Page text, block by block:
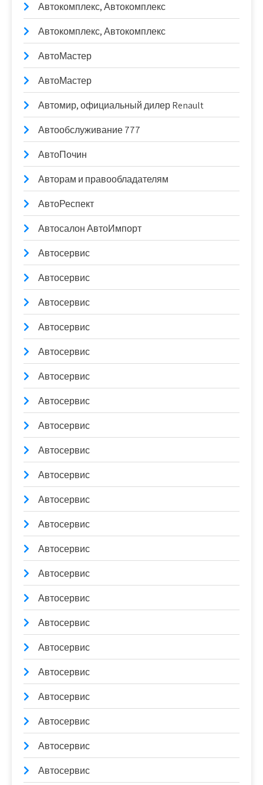
Автокомплекс, Автокомплекс
Автокомплекс, Автокомплекс
АвтоМастер
АвтоМастер
Автомир, официальный дилер Renault
Автообслуживание 777
АвтоПочин
Авторам и правообладателям
АвтоРеспект
Автосалон АвтоИмпорт
Автосервис
Автосервис
Автосервис
Автосервис
Автосервис
Автосервис
Автосервис
Автосервис
Автосервис
Автосервис
Автосервис
Автосервис
Автосервис
Автосервис
Автосервис
Автосервис
Автосервис
Автосервис
Автосервис
Автосервис
Автосервис
Автосервис